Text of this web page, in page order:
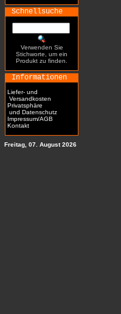
Schnellsuche
Verwenden Sie
Stichworte, um ein
Produkt zu finden.
Informationen
Liefer- und
Versandkosten
Privatsphäre
und Datenschutz
Impressum/AGB
Kontakt
Freitag, 07. August 2026